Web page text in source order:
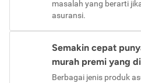
masalah yang berarti
asuransi.
Semakin cepat
murah premi yang
Berbagai jenis produk